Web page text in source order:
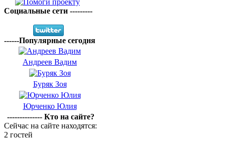
Социальные сети ---------
------Популярные сегодня
Андреев Вадим
Буряк Зоя
Юрченко Юлия
-------------- Кто на сайте?
Сейчас на сайте находятся:
2 гостей